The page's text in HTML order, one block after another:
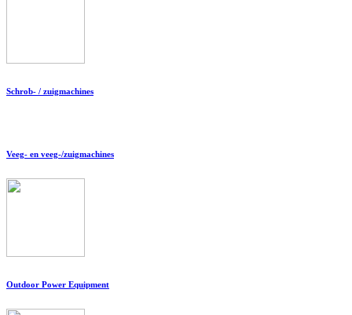
Schrob- / zuigmachines
Veeg- en veeg-/zuigmachines
Outdoor Power Equipment